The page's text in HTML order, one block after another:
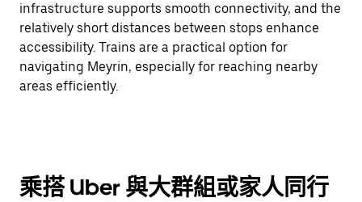
infrastructure supports smooth connectivity, and the
relatively short distances between stops enhance
accessibility. Trains are a practical option for
navigating Meyrin, especially for reaching nearby
areas efficiently.
乘搭 Uber 與大群組或家人同行